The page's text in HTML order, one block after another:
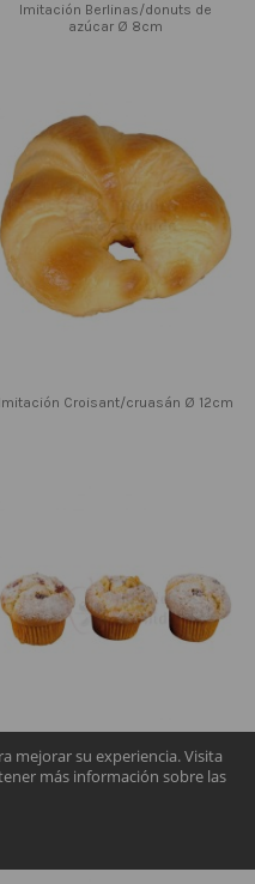
Imitación Berlinas/donuts de
azúcar Ø 8cm
Imitación Croisant/cruasán Ø 12cm
mejorar su experiencia. Visita
más información sobre las